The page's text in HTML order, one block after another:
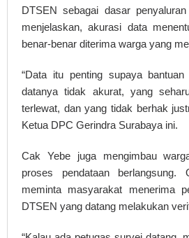
DTSEN sebagai dasar
menjelaskan, akurasi data
benar-benar diterima warga yang
“Data itu penting supaya
datanya tidak akurat, yang
terlewat, dan yang tidak berhak
Ketua DPC Gerindra Surabaya ini.
Cak Yebe juga mengimbau
proses pendataan
meminta masyarakat menerima
DTSEN yang datang melakukan